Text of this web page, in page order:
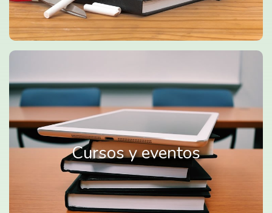
Cursos y eventos